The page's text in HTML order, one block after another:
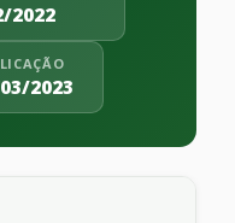
2022
2023